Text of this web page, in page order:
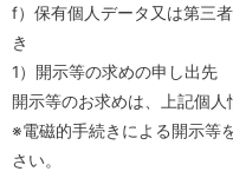
f）保有個人データ又は第三
き
1）開示等の求めの申し出先
開示等のお求めは、上記個人
※電磁的手続きによる開示等
さい。